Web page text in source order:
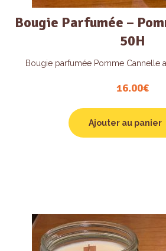
Bougie Parfumée –
50H
Bougie parfumée Pomme Cannelle
16.00€
Ajouter au panier